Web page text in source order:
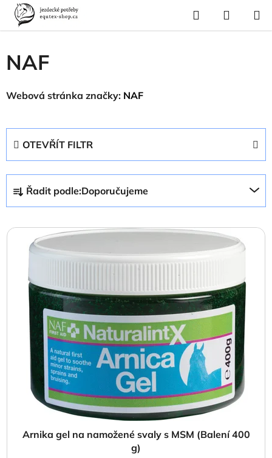
Přejít
obsah
Hledat
KOŠÍK
Domů
Prodávané značky
NAF
Webová stránka značky: NAF
OTEVŘÍT FILTR
a
z
e
Řadit podle:Doporučujeme
V
Arnika gel na namožené svaly s MSM (Balení 400
g)